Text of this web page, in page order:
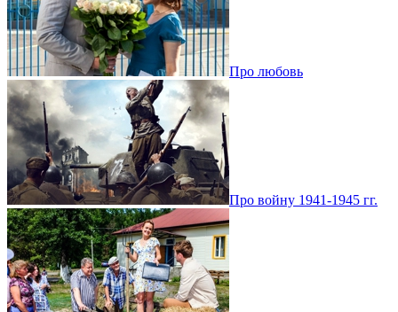
Про любовь
Про войну 1941-1945 гг.